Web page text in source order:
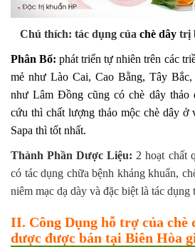
Chú thích: tác dụng của chè dây trị
Phân Bổ:phát triển tự nhiên trên các
mẻ như Lào Cai, Cao Bằng, Tây
như Lâm Đồng cũng có chè dây thảo
cứu thì chất lượng thảo mộc chè dây ở
Sapa thì tốt nhất.
Thành Phần Dược Liệu: 2 hoạt chất
có tác dụng chữa bệnh kháng khuẩn,
niêm mạc dạ dày và đặc biệt là tác dụng
II. Công Dụng hỗ trợ của chè
dược được bán tại Biên Hòa